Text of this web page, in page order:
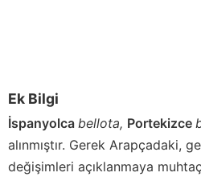
Ek Bilgi
İspanyolca bellota, Portekizce
alınmıştır. Gerek Arapçadaki,
değişimleri açıklanmaya